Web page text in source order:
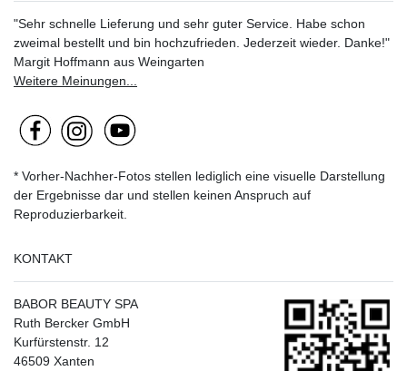
"Sehr schnelle Lieferung und sehr guter Service. Habe schon
zweimal bestellt und bin hochzufrieden. Jederzeit wieder. Danke!"
Margit Hoffmann aus Weingarten
Weitere Meinungen...
* Vorher-Nachher-Fotos stellen lediglich eine visuelle Darstellung
der Ergebnisse dar und stellen keinen Anspruch auf
Reproduzierbarkeit.
KONTAKT
BABOR BEAUTY SPA
Ruth Bercker GmbH
Kurfürstenstr. 12
46509 Xanten